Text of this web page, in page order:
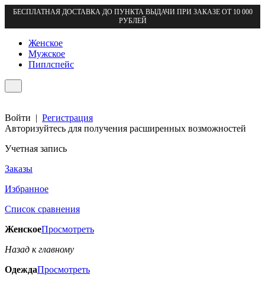
БЕСПЛАТНАЯ ДОСТАВКА ДО ПУНКТА ВЫДАЧИ ПРИ ЗАКАЗЕ ОТ 10 000
РУБЛЕЙ
Женское
Мужское
Пиплспейс
Войти | Регистрация
Авторизуйтесь для получения расширенных возможностей
Учетная запись
Заказы
Избранное
Список сравнения
ЖенскоеПросмотреть
Назад к главному
ОдеждаПросмотреть